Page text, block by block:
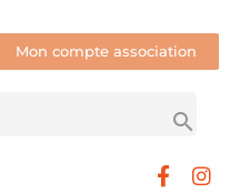
Mon compte association